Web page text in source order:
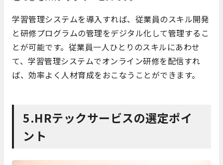
学習管理システムを導入すれば、従業員のスキル開発
と研修プログラムの管理をデジタル化して管理するこ
とが可能です。従業員一人ひとりのスキルにあわせ
て、学習管理システムでオンライン研修を配信すれ
ば、効率よく人材育成をおこなうことができます。
5.HRテックサービスの選定ポイ
ント